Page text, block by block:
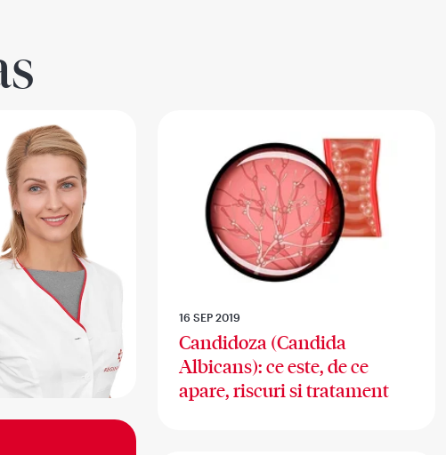
16 SEP 2019
Candidoza (Candida
Albicans): ce este, de ce
apare, riscuri si tratament